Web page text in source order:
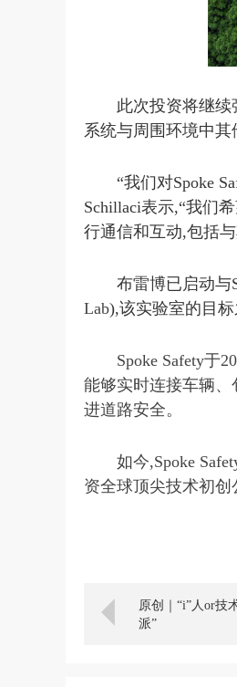
此次投资将继
系统与周围环境中其
“我们对Spoke
Schillaci表示,“我们
行通信和互动,包括
布雷博已启动与
Lab),该实验室的目
Spoke Safety于
能够实时连接车辆
进道路安全。
如今,Spoke
资全球顶尖技术初创
原创｜“i”人or技
派”